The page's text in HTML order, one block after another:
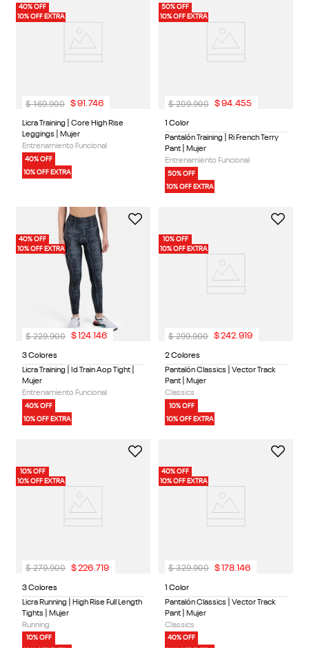
40% OFF
10% OFF EXTRA
Licra Training | Core High Rise
Leggings | Mujer
Entrenamiento Funcional
40% OFF
10% OFF EXTRA
$ 169.900 $91 .746
50% OFF
10% OFF EXTRA
1 Color
Pantalón Training | Ri French Terry
Pant | Mujer
Entrenamiento Funcional
50% OFF
10% OFF EXTRA
$ 209.900 $94.455
40% OFF
10% OFF EXTRA
3 Colores
Licra Training | Id Train Aop Tight |
Mujer
Entrenamiento Funcional
40% OFF
10% OFF EXTRA
$ 229.900 $124.146
10% OFF
10% OFF EXTRA
2 Colores
Pantalón Classics | Vector Track
Pant | Mujer
Classics
10% OFF
10% OFF EXTRA
$ 299.900 $242.919
10% OFF
10% OFF EXTRA
3 Colores
Licra Running | High Rise Full Length
Tights | Mujer
Running
10% OFF
$ 279.900 $226.719
40% OFF
10% OFF EXTRA
1 Color
Pantalón Classics | Vector Track
Pant | Mujer
Classics
40% OFF
$ 329.900 $178.146